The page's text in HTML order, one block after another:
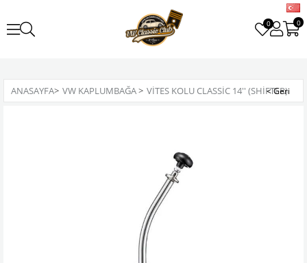
0 0
ANASAYFA> VW KAPLUMBAĞA> VITES KOLU CLASSIC 14'' (SHIFTER)